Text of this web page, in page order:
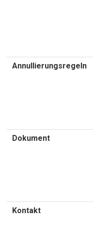
Annullierungsregeln
Dokument
Kontakt